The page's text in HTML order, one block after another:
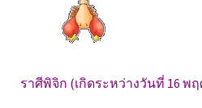
ราศีพิจิก (เกิดระหว่างวันที่ 16 พ